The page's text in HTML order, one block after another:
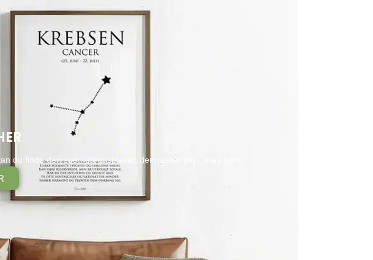
du finde den stjernetegnsplakat, der passer ind i jeres hjem.